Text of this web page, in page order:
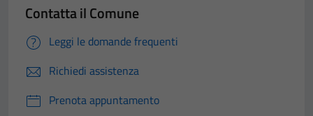
Contatta il Comune
Leggi le domande frequenti
Richiedi assistenza
Prenota appuntamento